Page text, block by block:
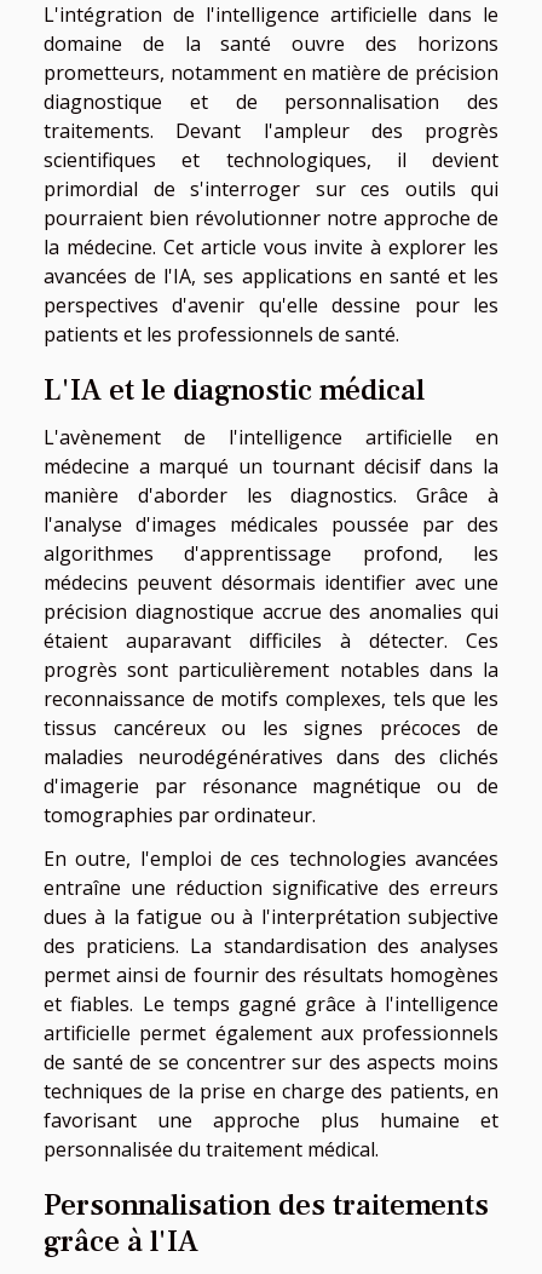
L'intégration de l'intelligence artificielle dans le
domaine de la santé ouvre des horizons
prometteurs, notamment en matière de précision
diagnostique et de personnalisation des
traitements. Devant l'ampleur des progrès
scientifiques et technologiques, il devient
primordial de s'interroger sur ces outils qui
pourraient bien révolutionner notre approche de
la médecine. Cet article vous invite à explorer les
avancées de l'IA, ses applications en santé et les
perspectives d'avenir qu'elle dessine pour les
patients et les professionnels de santé.
L'IA et le diagnostic médical
L'avènement de l'intelligence artificielle en
médecine a marqué un tournant décisif dans la
manière d'aborder les diagnostics. Grâce à
l'analyse d'images médicales poussée par des
algorithmes d'apprentissage profond, les
médecins peuvent désormais identifier avec une
précision diagnostique accrue des anomalies qui
étaient auparavant difficiles à détecter. Ces
progrès sont particulièrement notables dans la
reconnaissance de motifs complexes, tels que les
tissus cancéreux ou les signes précoces de
maladies neurodégénératives dans des clichés
d'imagerie par résonance magnétique ou de
tomographies par ordinateur.
En outre, l'emploi de ces technologies avancées
entraîne une réduction significative des erreurs
dues à la fatigue ou à l'interprétation subjective
des praticiens. La standardisation des analyses
permet ainsi de fournir des résultats homogènes
et fiables. Le temps gagné grâce à l'intelligence
artificielle permet également aux professionnels
de santé de se concentrer sur des aspects moins
techniques de la prise en charge des patients, en
favorisant une approche plus humaine et
personnalisée du traitement médical.
Personnalisation des traitements
grâce à l'IA